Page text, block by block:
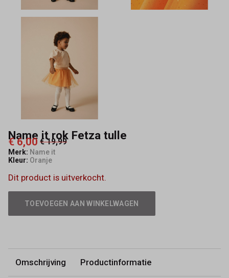
Name it rok Fetza tulle
€ 6,00 € 19,99
Merk: Name it
Kleur: Oranje
Dit product is uitverkocht.
TOEVOEGEN AAN WINKELWAGEN
Omschrijving Productinformatie